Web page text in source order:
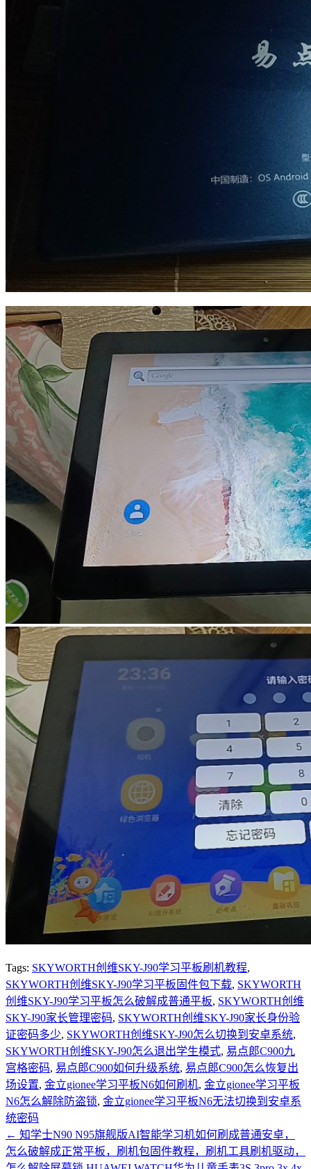
Tags: SKYWORTH创维SKY-J90学习平板刷机教程,
SKYWORTH创维SKY-J90学习平板固件包下载, SKYWORTH
创维SKY-J90学习平板怎么破解成普通平板, SKYWORTH创维
SKY-J90家长管理密码, SKYWORTH创维SKY-J90家长身份验
证密码多少, SKYWORTH创维SKY-J90怎么切换到安卓系统,
SKYWORTH创维SKY-J90怎么退出学生模式, 易点郎C900九
宫格密码, 易点郎C900如何升级系统, 易点郎C900怎么恢复出
场设置, 金立gionee学习平板N6如何刷机, 金立gionee学习平板
N6怎么解除防盗锁, 金立gionee学习平板N6无法切换到安卓系
统密码
← 知学士N90 N95旗舰版AI智能学习机如何刷成普通安卓，
怎么破解成正常平板，刷机包固件教程，刷机工具刷机驱动，